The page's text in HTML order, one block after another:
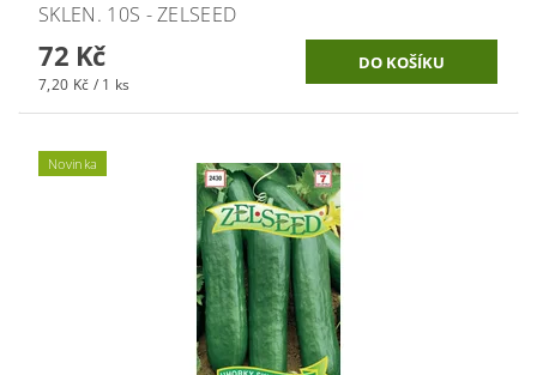
SKLEN. 10S - ZELSEED
72 Kč
7,20 Kč / 1 ks
Novinka